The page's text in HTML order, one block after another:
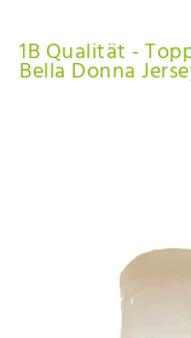
1B Qualität -
Bella Donna